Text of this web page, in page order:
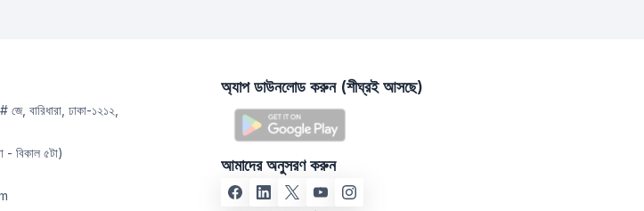
বারিধারা, ঢাকা-১২১২,
- বিকাল ৫টা)
অ্যাপ ডাউনলোড করুন (শীঘ্রই আসছে)
আমাদের অনুসরণ করুন